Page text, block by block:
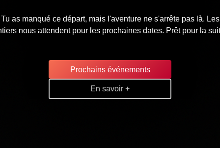
Tu as manqué ce départ, mais l'aventure ne s'arrête pas là. Les
nous attendent pour les prochaines dates. Prêt pour la
Prochains événements
En savoir +